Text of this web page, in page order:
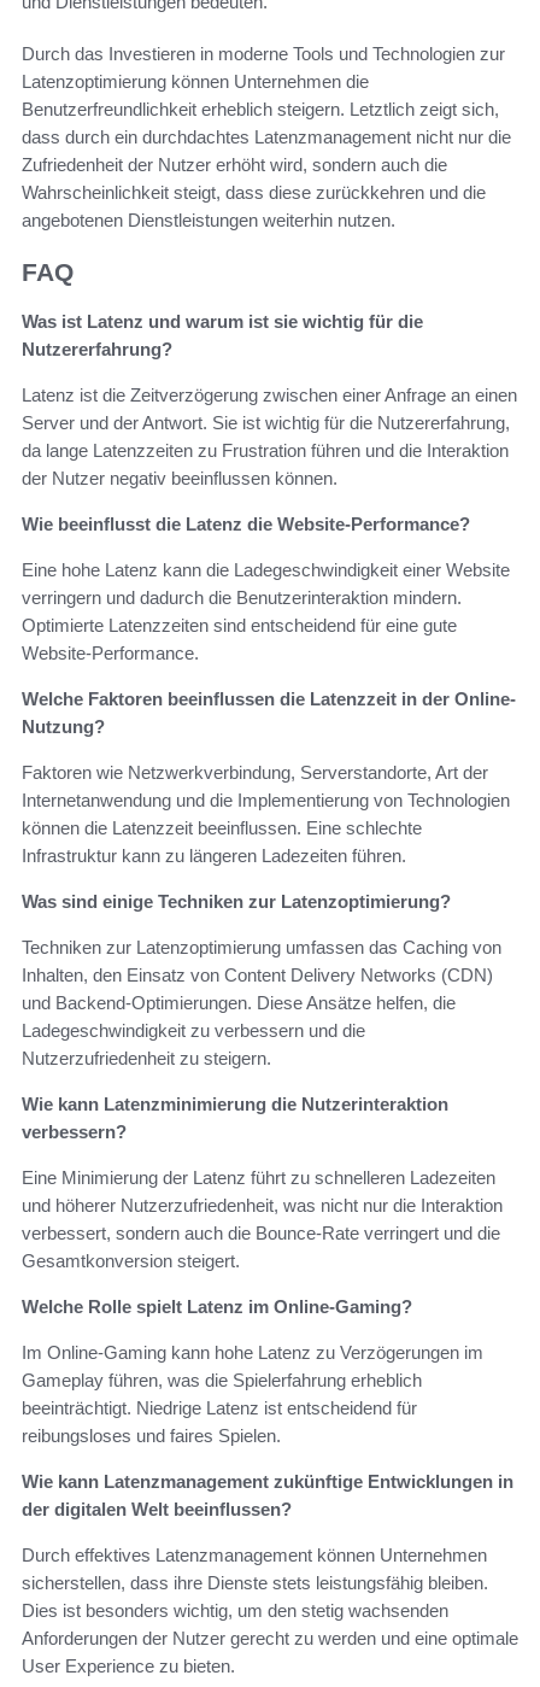
Durch das Investieren in moderne Tools und Technologien zur
Latenzoptimierung können Unternehmen die
Benutzerfreundlichkeit erheblich steigern. Letztlich zeigt sich,
dass durch ein durchdachtes Latenzmanagement nicht nur die
Zufriedenheit der Nutzer erhöht wird, sondern auch die
Wahrscheinlichkeit steigt, dass diese zurückkehren und die
angebotenen Dienstleistungen weiterhin nutzen.
FAQ
Was ist Latenz und warum ist sie wichtig für die
Nutzererfahrung?
Latenz ist die Zeitverzögerung zwischen einer Anfrage an einen
Server und der Antwort. Sie ist wichtig für die Nutzererfahrung,
da lange Latenzzeiten zu Frustration führen und die Interaktion
der Nutzer negativ beeinflussen können.
Wie beeinflusst die Latenz die Website-Performance?
Eine hohe Latenz kann die Ladegeschwindigkeit einer Website
verringern und dadurch die Benutzerinteraktion mindern.
Optimierte Latenzzeiten sind entscheidend für eine gute
Website-Performance.
Welche Faktoren beeinflussen die Latenzzeit in der Online-
Nutzung?
Faktoren wie Netzwerkverbindung, Serverstandorte, Art der
Internetanwendung und die Implementierung von Technologien
können die Latenzzeit beeinflussen. Eine schlechte
Infrastruktur kann zu längeren Ladezeiten führen.
Was sind einige Techniken zur Latenzoptimierung?
Techniken zur Latenzoptimierung umfassen das Caching von
Inhalten, den Einsatz von Content Delivery Networks (CDN)
und Backend-Optimierungen. Diese Ansätze helfen, die
Ladegeschwindigkeit zu verbessern und die
Nutzerzufriedenheit zu steigern.
Wie kann Latenzminimierung die Nutzerinteraktion
verbessern?
Eine Minimierung der Latenz führt zu schnelleren Ladezeiten
und höherer Nutzerzufriedenheit, was nicht nur die Interaktion
verbessert, sondern auch die Bounce-Rate verringert und die
Gesamtkonversion steigert.
Welche Rolle spielt Latenz im Online-Gaming?
Im Online-Gaming kann hohe Latenz zu Verzögerungen im
Gameplay führen, was die Spielerfahrung erheblich
beeinträchtigt. Niedrige Latenz ist entscheidend für
reibungsloses und faires Spielen.
Wie kann Latenzmanagement zukünftige Entwicklungen in
der digitalen Welt beeinflussen?
Durch effektives Latenzmanagement können Unternehmen
sicherstellen, dass ihre Dienste stets leistungsfähig bleiben.
Dies ist besonders wichtig, um den stetig wachsenden
Anforderungen der Nutzer gerecht zu werden und eine optimale
User Experience zu bieten.